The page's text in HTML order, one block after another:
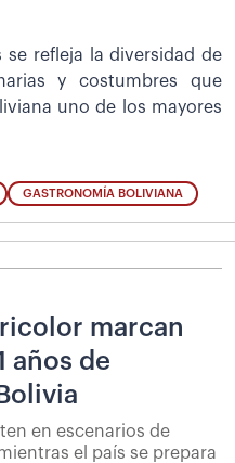
se refleja la diversidad de
y costumbres que
uno de los mayores
GASTRONOMÍA BOLIVIANA
marcan
años de
en escenarios de
el país se prepara